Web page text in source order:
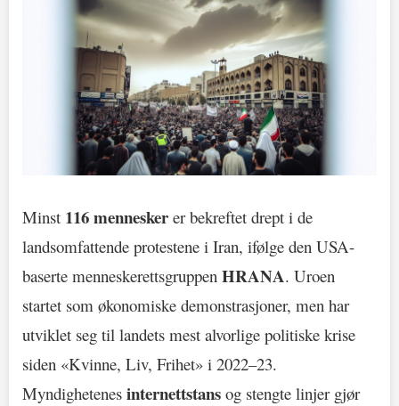
Minst 116 mennesker er bekreftet drept i de
landsomfattende protestene i Iran, ifølge den USA-
baserte menneskerettsgruppen HRANA. Uroen
startet som økonomiske demonstrasjoner, men har
utviklet seg til landets mest alvorlige politiske krise
siden «Kvinne, Liv, Frihet» i 2022–23.
Myndighetenes internettstans og stengte linjer gjør